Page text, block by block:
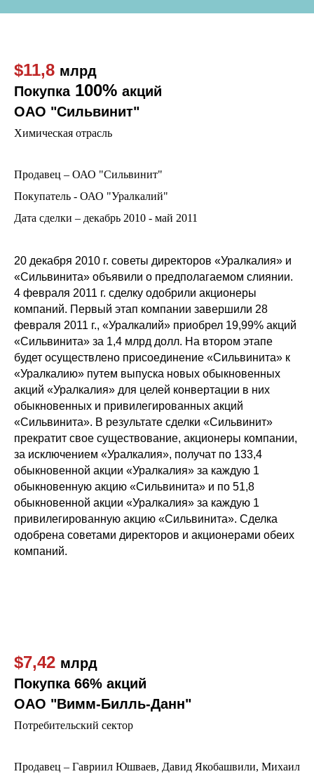
$11,8 млрд
Покупка100% акций
ОАО "Сильвинит"
Химическая отрасль
Продавец – ОАО "Сильвинит"
Покупатель - ОАО "Уралкалий"
Дата сделки – декабрь 2010 - май 2011
20 декабря 2010 г. советы директоров «Уралкалия» и
«Сильвинита» объявили о предполагаемом слиянии.
4 февраля 2011 г. сделку одобрили акционеры
компаний. Первый этап компании завершили 28
февраля 2011 г., «Уралкалий» приобрел 19,99% акций
«Сильвинита» за 1,4 млрд долл. На втором этапе
будет осуществлено присоединение «Сильвинита» к
«Уралкалию» путем выпуска новых обыкновенных
акций «Уралкалия» для целей конвертации в них
обыкновенных и привилегированных акций
«Сильвинита». В результате сделки «Сильвинит»
прекратит свое существование, акционеры компании,
за исключением «Уралкалия», получат по 133,4
обыкновенной акции «Уралкалия» за каждую 1
обыкновенную акцию «Сильвинита» и по 51,8
обыкновенной акции «Уралкалия» за каждую 1
привилегированную акцию «Сильвинита». Сделка
одобрена советами директоров и акционерами обеих
компаний.
$7,42 млрд
Покупка 66% акций
ОАО "Вимм-Билль-Данн"
Потребительский сектор
Продавец – Гавриил Юшваев, Давид Якобашвили, Михаил